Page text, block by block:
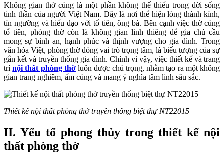
Không gian thờ cúng là một phần không thể thiếu trong đời sống
tinh thần của người Việt Nam. Đây là nơi thể hiện lòng thành kính,
tín ngưỡng và hiếu đạo với tổ tiên, ông bà. Bên cạnh việc thờ cúng
tổ tiên, phòng thờ còn là không gian linh thiêng để gia chủ cầu
mong sự bình an, hạnh phúc và thịnh vượng cho gia đình. Trong
văn hóa Việt, phòng thờ đóng vai trò trọng tâm, là biểu tượng của sự
gắn kết và truyền thống gia đình. Chính vì vậy, việc thiết kế và trang
trínội thất phòng thờluôn được chú trọng, nhằm tạo ra một không
gian trang nghiêm, ấm cúng và mang ý nghĩa tâm linh sâu sắc.
Thiết kế nội thất phòng thờ truyền thống biệt thự NT22015
II. Yếu tố phong thủy trong thiết kế nội
thất phòng thờ